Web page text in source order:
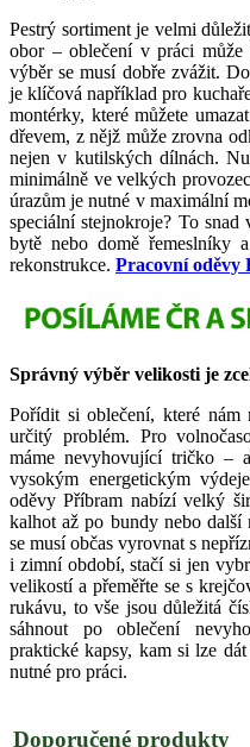
Pestrý sortiment je velmi
obor – oblečení v práci
výběr se musí dobře zvážit.
je klíčová například pro
montérky, které můžete
dřevem, z nějž může zrovna
nejen v kutilských dílnách.
minimálně ve velkých
úrazům je nutné v maximální
speciální stejnokroje? To
bytě nebo domě řemeslníky
rekonstrukce. Pracovní oděvy
Správný výběr velikosti je
Pořídit si oblečení, které
určitý problém. Pro
máme nevyhovující tričko –
vysokým energetickým
oděvy Příbram nabízí velký
kalhot až po bundy nebo další
se musí občas vyrovnat s
i zimní období, stačí si jen
velikostí a přeměřte se s
rukávu, to vše jsou důležitá
sáhnout po oblečení
praktické kapsy, kam si lze
nutné pro práci.
Doporučené produkty